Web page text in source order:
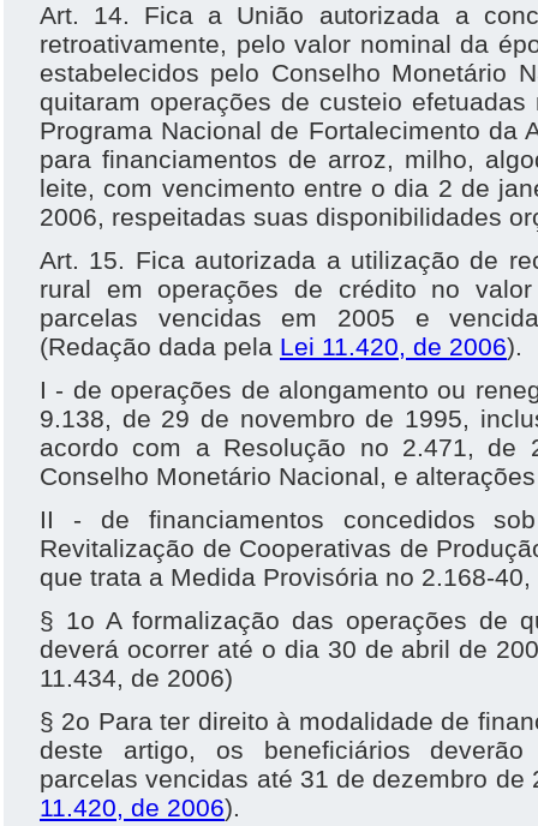
Art. 14. Fica a União autorizada a
retroativamente, pelo valor nominal da
estabelecidos pelo Conselho Monetário
quitaram operações de custeio
Programa Nacional de Fortalecimento da
para financiamentos de arroz, milho,
leite, com vencimento entre o dia 2 de
2006, respeitadas suas disponibilidades
Art. 15. Fica autorizada a utilização de
rural em operações de crédito no
parcelas vencidas em 2005 e
(Redação dada pela Lei 11.420, de 2006).
I - de operações de alongamento ou
9.138, de 29 de novembro de 1995,
acordo com a Resolução no 2.471, de
Conselho Monetário Nacional, e
II - de financiamentos concedidos
Revitalização de Cooperativas de
que trata a Medida Provisória no 2.168-
§ 1o A formalização das operações de
deverá ocorrer até o dia 30 de abril de
11.434, de 2006)
§ 2o Para ter direito à modalidade de
deste artigo, os beneficiários
parcelas vencidas até 31 de dezembro
11.420, de 2006).